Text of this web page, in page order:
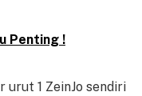
Penting !
urut 1 ZeinJo sendiri